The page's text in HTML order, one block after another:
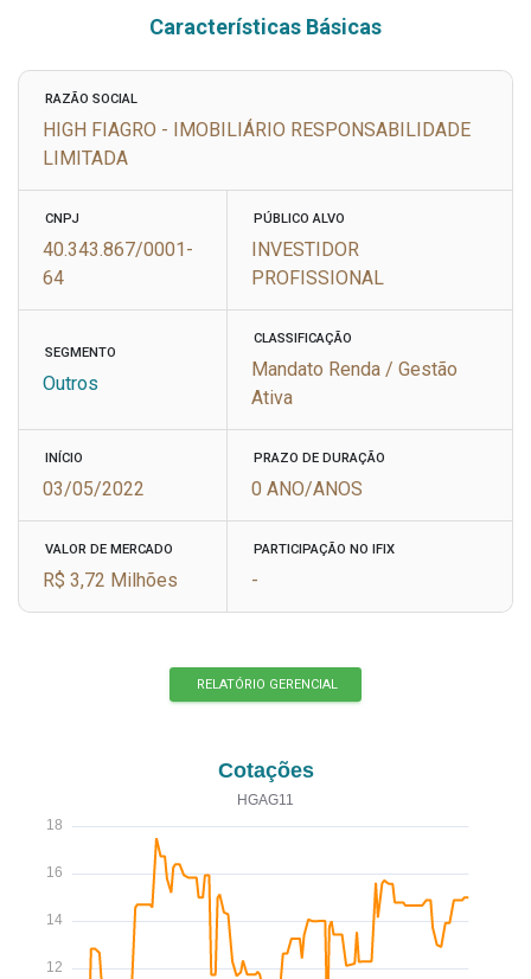
Características Básicas
RAZÃO SOCIAL
HIGH FIAGRO - IMOBILIÁRIO RESPONSABILIDADE
LIMITADA
CNPJ
40.343.867/0001-
64
PÚBLICO ALVO
INVESTIDOR
PROFISSIONAL
SEGMENTO
Outros
CLASSIFICAÇÃO
Mandato Renda / Gestão
Ativa
INÍCIO
03/05/2022
PRAZO DE DURAÇÃO
0 ANO/ANOS
VALOR DE MERCADO
R$ 3,72 Milhões
PARTICIPAÇÃO NO IFIX
-
RELATÓRIO GERENCIAL